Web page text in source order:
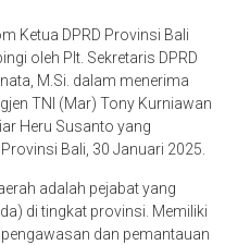
Ketua DPRD Provinsi Bali
oleh Plt. Sekretaris DPRD
M.Si. dalam menerima
TNI (Mar) Tony Kurniawan
Heru Susanto yang
Bali, 30 Januari 2025.
adalah pejabat yang
di tingkat provinsi. Memiliki
dan pemantauan